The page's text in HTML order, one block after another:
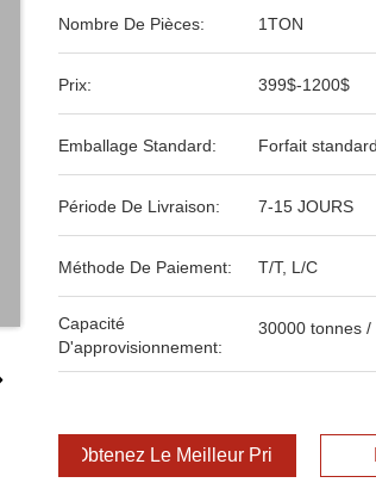
Nombre De Pièces: 1TON
Prix: 399$-1200$
Emballage Standard: Forfait standard
Période De Livraison: 7-15 JOURS
Méthode De Paiement: T/T, L/C
Capacité
D'approvisionnement:
30000 tonnes /
Obtenez Le Meilleur Prix